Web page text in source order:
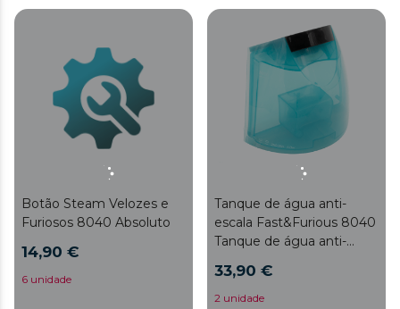
Botão Steam Velozes e
Furiosos 8040 Absoluto
14,90 €
6 unidade
Tanque de água anti-
escala Fast&Furious 8040
Tanque de água anti-
33,90 €
2 unidade